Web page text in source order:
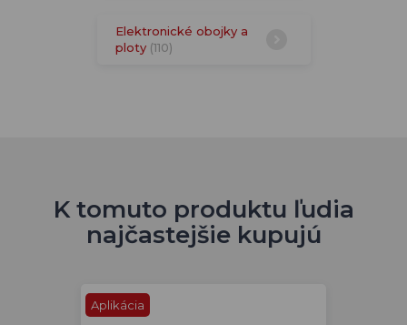
Elektronické obojky a
ploty (110)
K tomuto produktu ľudia
najčastejšie kupujú
Aplikácia